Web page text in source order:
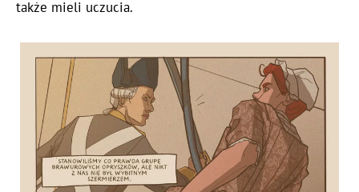
także mieli uczucia.